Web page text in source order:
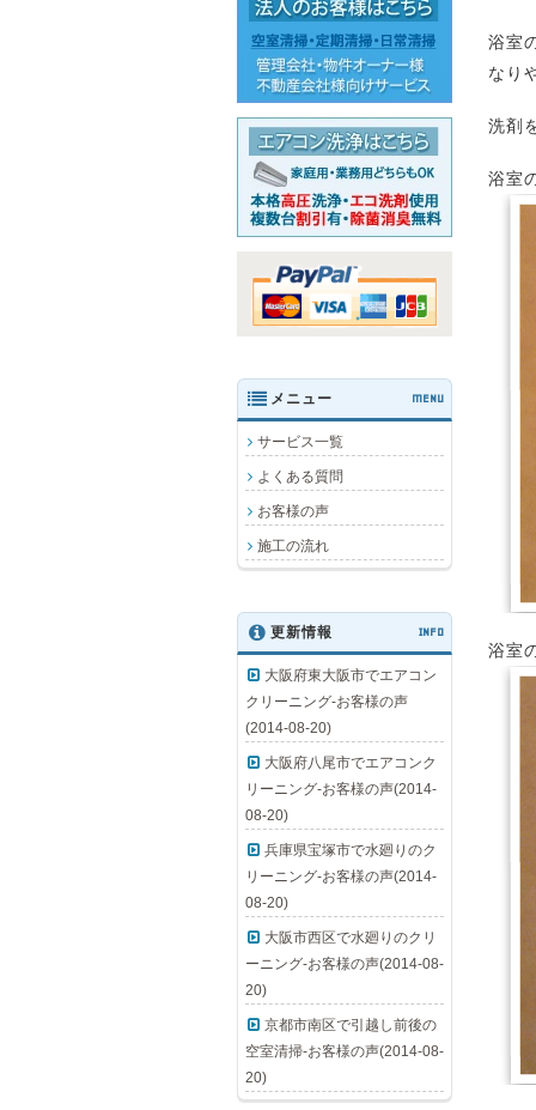
浴室
なり
洗剤
浴室
浴室
メニュー MENU
サービス一覧
よくある質問
お客様の声
施工の流れ
更新情報 INFO
大阪府東大阪市でエアコン
クリーニング-お客様の声
(2014-08-20)
大阪府八尾市でエアコンク
リーニング-お客様の声(2014-
08-20)
兵庫県宝塚市で水廻りのク
リーニング-お客様の声(2014-
08-20)
大阪市西区で水廻りのクリ
ーニング-お客様の声(2014-08-
20)
京都市南区で引越し前後の
空室清掃-お客様の声(2014-08-
20)